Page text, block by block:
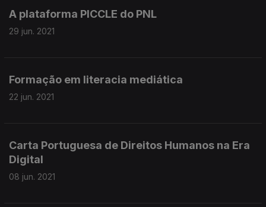
A plataforma PICCLE do PNL
29 jun. 2021
Formação em literacia mediática
22 jun. 2021
Carta Portuguesa de Direitos Humanos na Era
Digital
08 jun. 2021